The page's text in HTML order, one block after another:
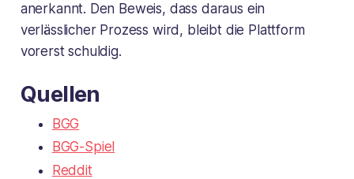
anerkannt. Den Beweis, dass daraus ein
verlässlicher Prozess wird, bleibt die Plattform
vorerst schuldig.
Quellen
BGG
BGG-Spiel
Reddit